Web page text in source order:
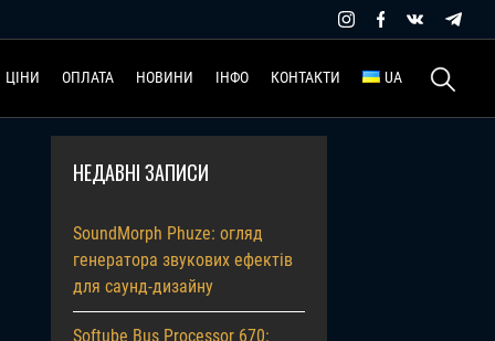
ЦІНИ ОПЛАТА НОВИНИ ІНФО КОНТАКТИ UA Пошук:
НЕДАВНІ ЗАПИСИ
SoundMorph Phuze: огляд
генератора звукових ефектів
для саунд-дизайну
Softube Bus Processor 670: